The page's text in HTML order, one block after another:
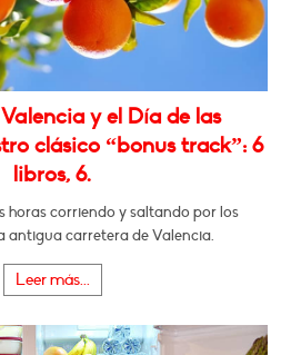
y el Día de las
clásico “bonus track”: 6
libros, 6.
horas corriendo y saltando por los
antigua carretera de Valencia.
Leer más...